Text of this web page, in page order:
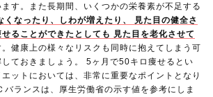
す。また長期間、いくつかの栄養素が不足する
くなったり、しわが増えたり、 見た目の健全さ
ることができたとしても 見た目を老化させて
。健康上の様々なリスクも同時に抱えてしまう可
ておきましょう。 5ヶ月で50キロ痩せるとい
ットにおいては、非常に重要なポイントとなり
バランスは、厚生労働省の示す値を参考にしま